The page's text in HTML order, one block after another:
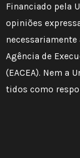
Financiado pela
opiniões
Agência de
(EACEA). Nem a
tidos como